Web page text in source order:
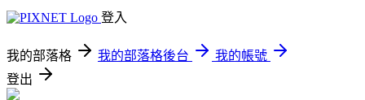
登入
我的部落格 我的部落格後台
我的帳號
登出